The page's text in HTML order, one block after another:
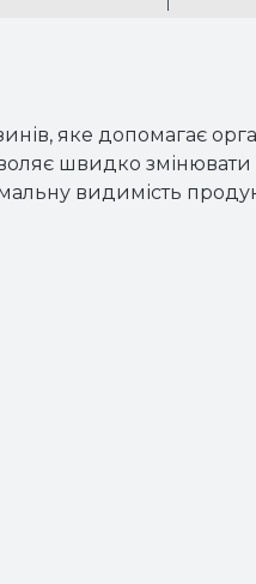
яке допомагає
швидко змінювати
видимість